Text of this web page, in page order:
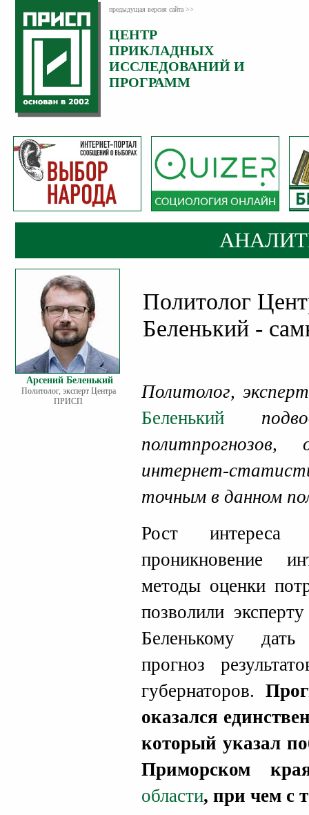
предыдущая версия сайта >>
ЦЕНТР
ПРИКЛАДНЫХ
ИССЛЕДОВАНИЙ И
ПРОГРАММ
Арсений Беленький
Политолог, эксперт Центра
ПРИСП
Политолог
Беленький -
Политолог,
Беленький
интернет-
точным в данном
Рост
проникновение
методы оценки
позволили
Беленькому
прогноз
губернаторов.
оказался
который указал
Приморском
области, при чем с
Категория:
Аналитика